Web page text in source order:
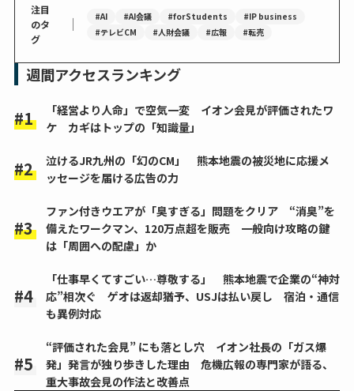
注目
のタ
グ
｜ #AI #AI会議 #forStudents
#IP business
#テレビCM
#人財会議 #広報 #転売
週間アクセスランキング
「経営より人命」で空気一変 イオン会見が評価されたワ
ケ カギはトップの「知識量」
泣けるJR九州の「幻のCM」 熊本地震の被災地に応援メ
ッセージを届ける広告の力
ファン付きウエアが「臭すぎる」問題をクリア “消臭”を
備えたワークマン、120万点超を販売 一般向け攻略の鍵
は「周囲への配慮」か
「仕事早くてすごい…尊敬する」 熊本地震で企業の“神対
応”相次ぐ ゲオは返却猶予、USJは払い戻し 宿泊・通信
も異例対応
“評価された会見” にも落とし穴 イオン社長の「ガス爆
発」発言が独り歩きした理由 危機広報の専門家が語る、
重大事故会見の作法と改善点